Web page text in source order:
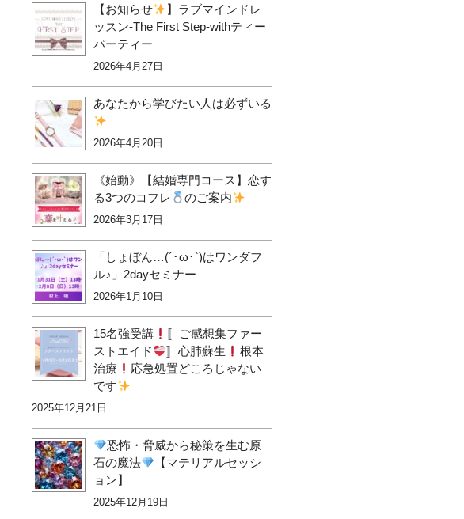
【お知らせ
】ラブマインドレ
ッスン-The First Step-withティー
パーティー
2026年4月27日
あなたから学びたい人は必ずいる
2026年4月20日
《始動》【結婚専門コース】恋す
る3つのコフレ
のご案内
2026年3月17日
「しょぼん…(´･ω･`)はワンダフ
ル♪」2dayセミナー
2026年1月10日
15名強受講
〚ご感想集ファー
ストエイド
〛心肺蘇生
根本
治療
応急処置どころじゃない
です
2025年12月21日
恐怖・脅威から秘策を生む原
石の魔法
【マテリアルセッシ
ョン】
2025年12月19日